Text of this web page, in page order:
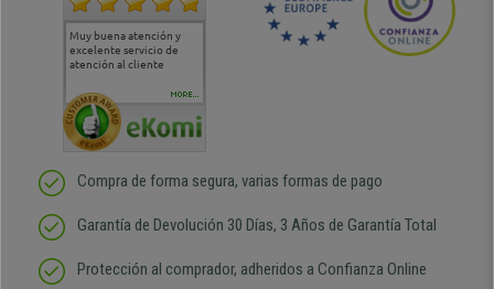
Muy buena atención y
excelente servicio de
atención al cliente
Muy buena atención de
cara al asesoramiento
Si estoy contento
MORE...
Compra de forma segura, varias formas de pago
Garantía de Devolución 30 Días, 3 Años de Garantía Total
Protección al comprador, adheridos a Confianza Online